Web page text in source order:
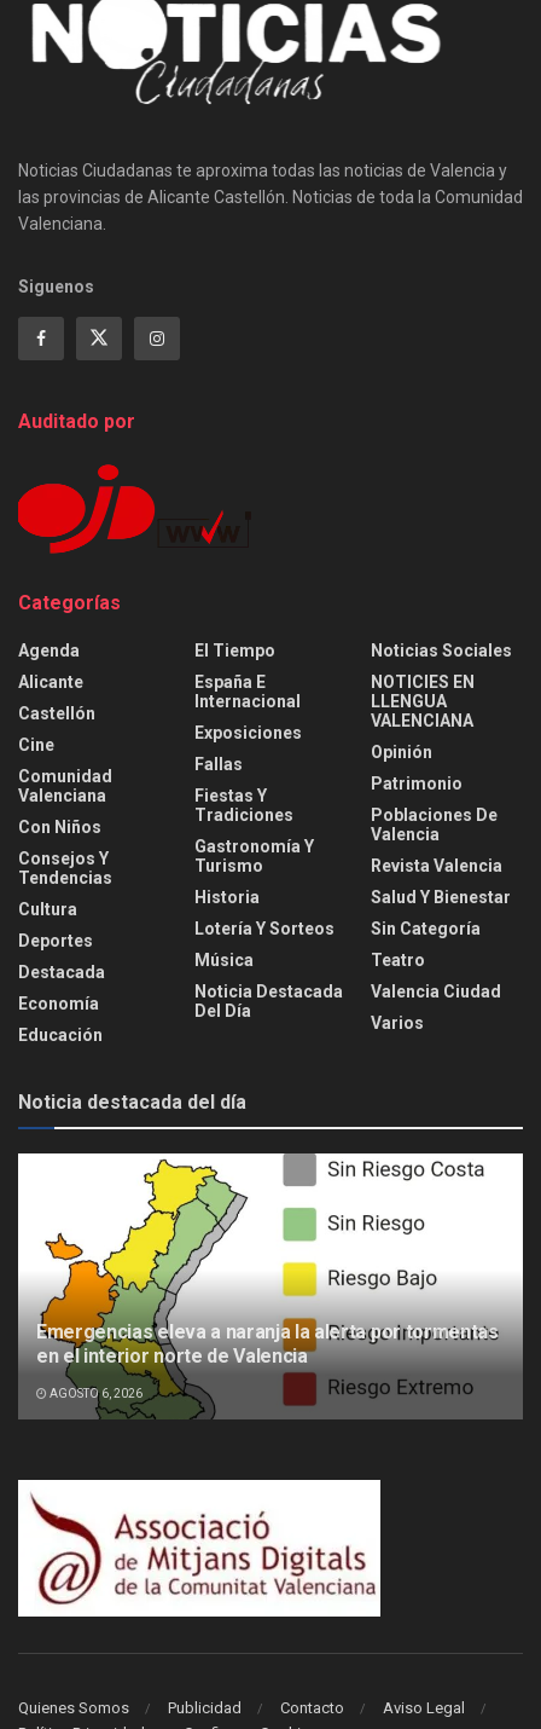
Noticias Ciudadanas te aproxima todas las noticias de Valencia y
las provincias de Alicante Castellón. Noticias de toda la Comunidad
Valenciana.
Siguenos
Auditado por
Categorías
Agenda
Alicante
Castellón
Cine
Comunidad
Valenciana
Con Niños
Consejos Y
Tendencias
Cultura
Deportes
Destacada
Economía
Educación
El Tiempo
España E
Internacional
Exposiciones
Fallas
Fiestas Y
Tradiciones
Gastronomía Y
Turismo
Historia
Lotería Y Sorteos
Música
Noticia Destacada
Del Día
Noticias Sociales
NOTICIES EN
LLENGUA
VALENCIANA
Opinión
Patrimonio
Poblaciones De
Valencia
Revista Valencia
Salud Y Bienestar
Sin Categoría
Teatro
Valencia Ciudad
Varios
Noticia destacada del día
Emergencias eleva a naranja la alerta por tormentas
en el interior norte de Valencia
AGOSTO 6, 2026
Quienes Somos Publicidad Contacto
Aviso Legal